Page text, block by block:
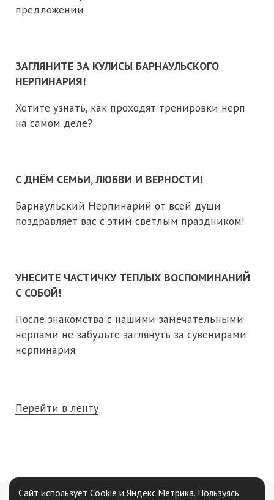
предложении
ЗАГЛЯНИТЕ ЗА КУЛИСЫ БАРНАУЛЬСКОГО
НЕРПИНАРИЯ!
Хотите узнать, как проходят тренировки нерп
на самом деле?
С ДНЁМ СЕМЬИ, ЛЮБВИ И ВЕРНОСТИ!
Барнаульский Нерпинарий от всей души
поздравляет вас с этим светлым праздником!
УНЕСИТЕ ЧАСТИЧКУ ТЕПЛЫХ ВОСПОМИНАНИЙ
С СОБОЙ!
После знакомства с нашими замечательными
нерпами не забудьте заглянуть за сувенирами
нерпинария.
Перейти в ленту
Сайт использует Cookie и Яндекс.Метрика. Пользуясь